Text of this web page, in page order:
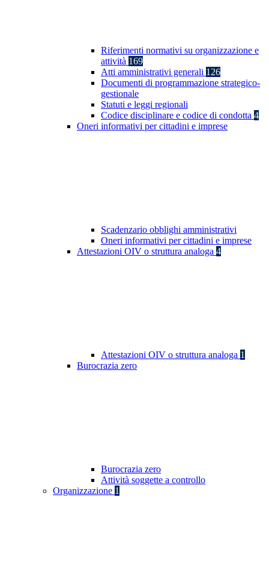
Riferimenti normativi su organizzazione e
attività 169
Atti amministrativi generali 126
Documenti di programmazione strategico-
gestionale
Statuti e leggi regionali
Codice disciplinare e codice di condotta 4
Oneri informativi per cittadini e imprese
Scadenzario obblighi amministrativi
Oneri informativi per cittadini e imprese
Attestazioni OIV o struttura analoga 4
Attestazioni OIV o struttura analoga 1
Burocrazia zero
Burocrazia zero
Attività soggette a controllo
Organizzazione 1